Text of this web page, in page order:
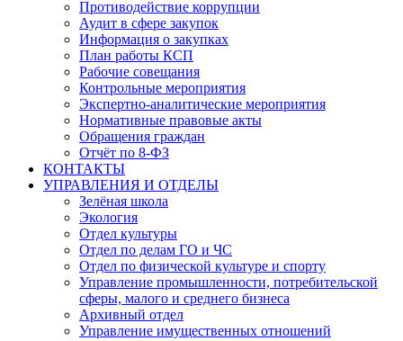
Противодействие коррупции
Аудит в сфере закупок
Информация о закупках
План работы КСП
Рабочие совещания
Контрольные мероприятия
Экспертно-аналитические мероприятия
Нормативные правовые акты
Обращения граждан
Отчёт по 8-ФЗ
КОНТАКТЫ
УПРАВЛЕНИЯ И ОТДЕЛЫ
Зелёная школа
Экология
Отдел культуры
Отдел по делам ГО и ЧС
Отдел по физической культуре и спорту
Управление промышленности, потребительской
сферы, малого и среднего бизнеса
Архивный отдел
Управление имущественных отношений